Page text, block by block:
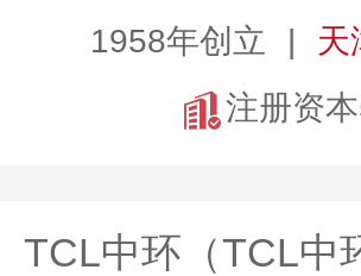
1958年创立 天
注册资
TCL中环（TCL中